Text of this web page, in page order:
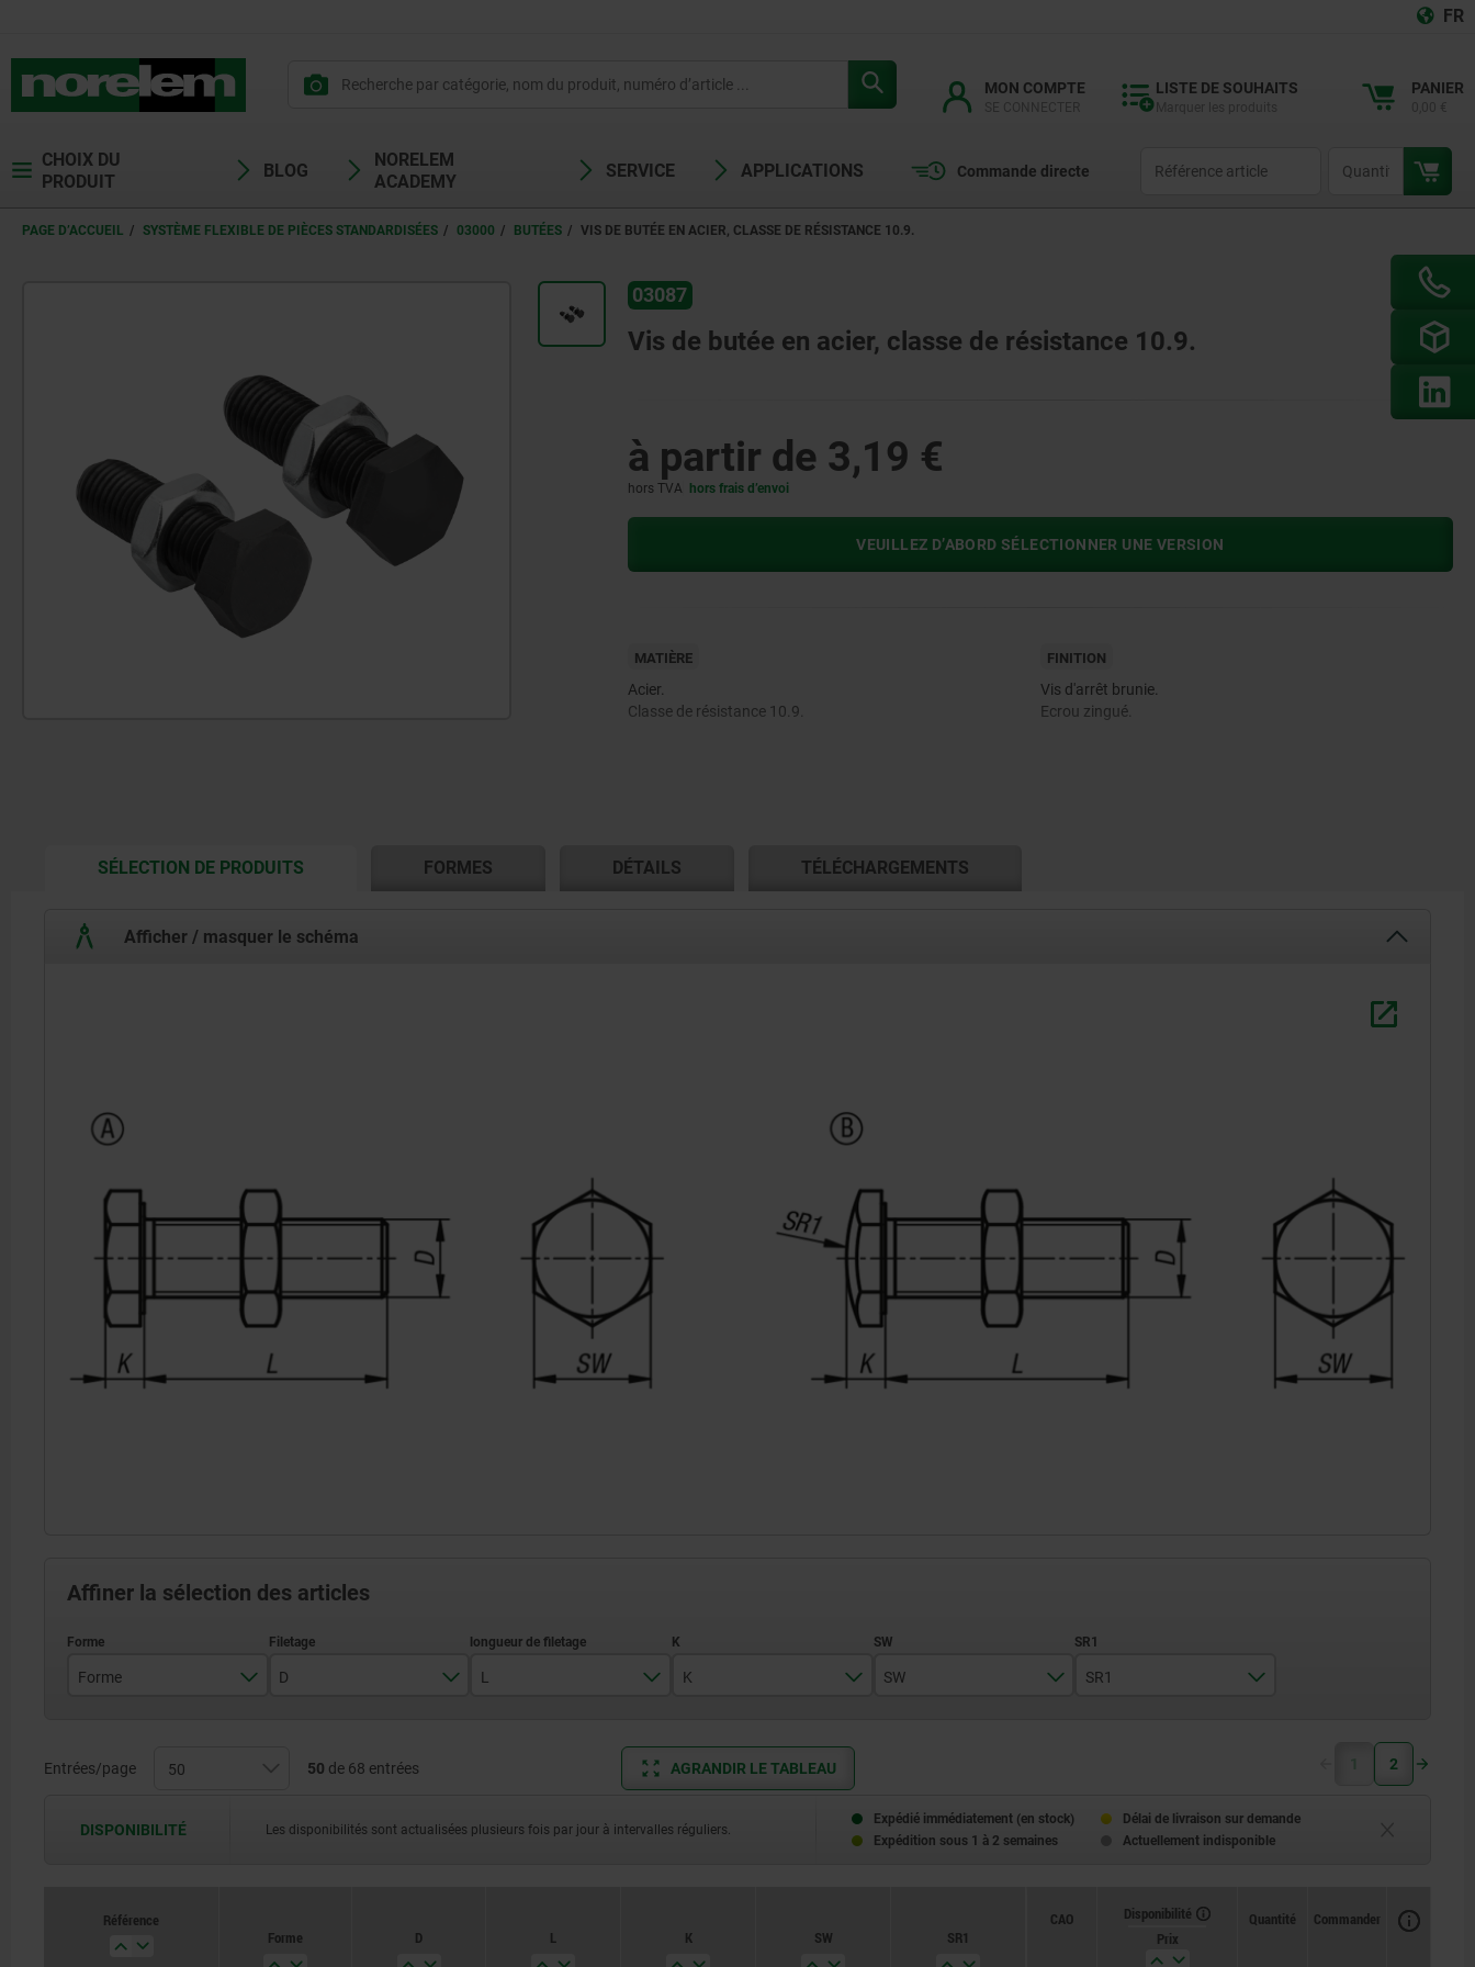
FR
MON COMPTE LISTE DE SOUHAITS PANIER
CHOIX DU
PRODUIT
BLOG
NORELEM
ACADEMY
SERVICE APPLICATIONS Commande directe
PAGE D’ACCUEIL SYSTÈME FLEXIBLE DE PIÈCES STANDARDISÉES 03000 BUTÉES VIS DE BUTÉE EN ACIER, CLASSE DE RÉSISTANCE 10.9.
03087
Vis de butée en acier, classe de résistance 10.9.
à partir de 3,19 €
hors TVA hors frais d’envoi
VEUILLEZ D’ABORD SÉLECTIONNER UNE VERSION
MATIÈRE
Acier.
Classe de résistance 10.9.
FINITION
Vis d'arrêt brunie.
Ecrou zingué.
SÉLECTION DE PRODUITSCURRENT
FORMES DÉTAILS TÉLÉCHARGEMENTS
Afficher / masquer le schéma
Affiner la sélection des articles
Forme
B
D
M4
L
16
K
2,5
SW
8
SR1
15
Entrées/page 50 de 68 entrées AGRANDIR LE TABLEAU 1 2
DISPONIBILITÉ Les disponibilités sont actualisées plusieurs fois par jour à intervalles réguliers.
Expédié immédiatement (en stock)
Délai de livraison sur demande
Expédition sous 1 à 2 semaines
Actuellement indisponible
Référence
Forme
D L K SW SR1
CAO
Disponibilité
Prix
Quantité Commander